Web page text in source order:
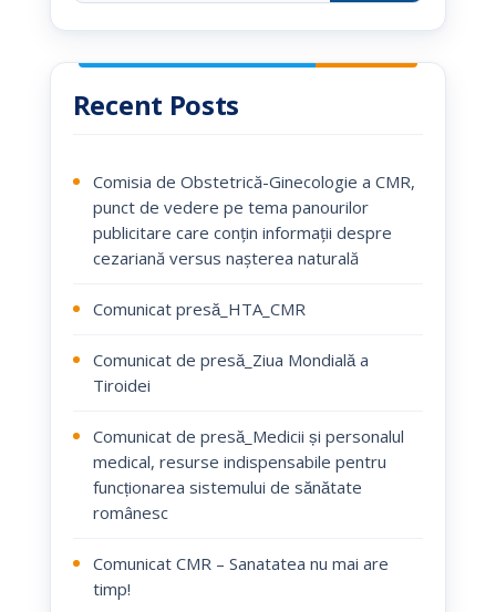
Recent Posts
Comisia de Obstetrică-Ginecologie a CMR,
punct de vedere pe tema panourilor
publicitare care conțin informații despre
cezariană versus nașterea naturală
Comunicat presă_HTA_CMR
Comunicat de presă_Ziua Mondială a
Tiroidei
Comunicat de presă_Medicii și personalul
medical, resurse indispensabile pentru
funcționarea sistemului de sănătate
românesc
Comunicat CMR – Sanatatea nu mai are
timp!